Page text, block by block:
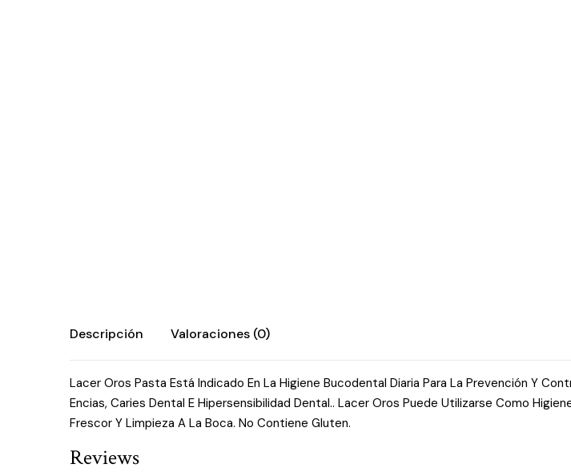
Descripción Valoraciones (0)
Lacer Oros Pasta Está Indicado En La Higiene Bucodental Diaria Para La Prevención Y
Encias, Caries Dental E Hipersensibilidad Dental.. Lacer Oros Puede Utilizarse Como
Frescor Y Limpieza A La Boca. No Contiene Gluten.
Reviews